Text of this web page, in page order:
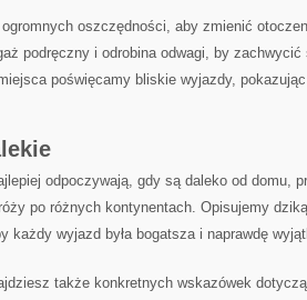
oszczędności, aby zmienić
podręczny i odrobina odwagi, by zachwycić
poświęcamy bliskie wyjazdy,
odpoczywają, gdy są daleko od domu,
po różnych kontynentach. Opisujemy
każdy wyjazd była bogatsza i naprawdę
także konkretnych wskazówek